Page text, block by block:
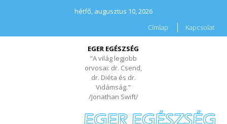
hétfő, augusztus 10, 2026
Címlap
Kapcsolat
EGER EGÉSZSÉG
"A világ legjobb
orvosai: dr. Csend,
dr. Diéta és dr.
Vidámság."
/Jonathan Swift/